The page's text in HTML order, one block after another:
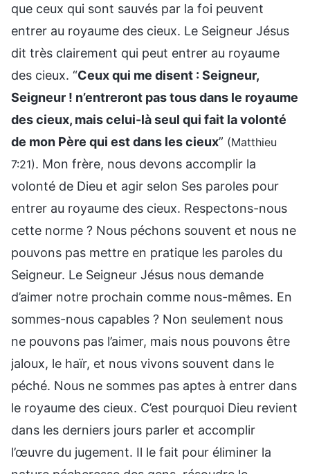
que ceux qui sont sauvés par la foi peuvent
entrer au royaume des cieux. Le Seigneur Jésus
dit très clairement qui peut entrer au royaume
des cieux. “Ceux qui me disent : Seigneur,
Seigneur ! n’entreront pas tous dans le royaume
des cieux, mais celui-là seul qui fait la volonté
de mon Père qui est dans les cieux” (Matthieu
7:21). Mon frère, nous devons accomplir la
volonté de Dieu et agir selon Ses paroles pour
entrer au royaume des cieux. Respectons-nous
cette norme ? Nous péchons souvent et nous ne
pouvons pas mettre en pratique les paroles du
Seigneur. Le Seigneur Jésus nous demande
d’aimer notre prochain comme nous-mêmes. En
sommes-nous capables ? Non seulement nous
ne pouvons pas l’aimer, mais nous pouvons être
jaloux, le haïr, et nous vivons souvent dans le
péché. Nous ne sommes pas aptes à entrer dans
le royaume des cieux. C’est pourquoi Dieu revient
dans les derniers jours parler et accomplir
l’œuvre du jugement. Il le fait pour éliminer la